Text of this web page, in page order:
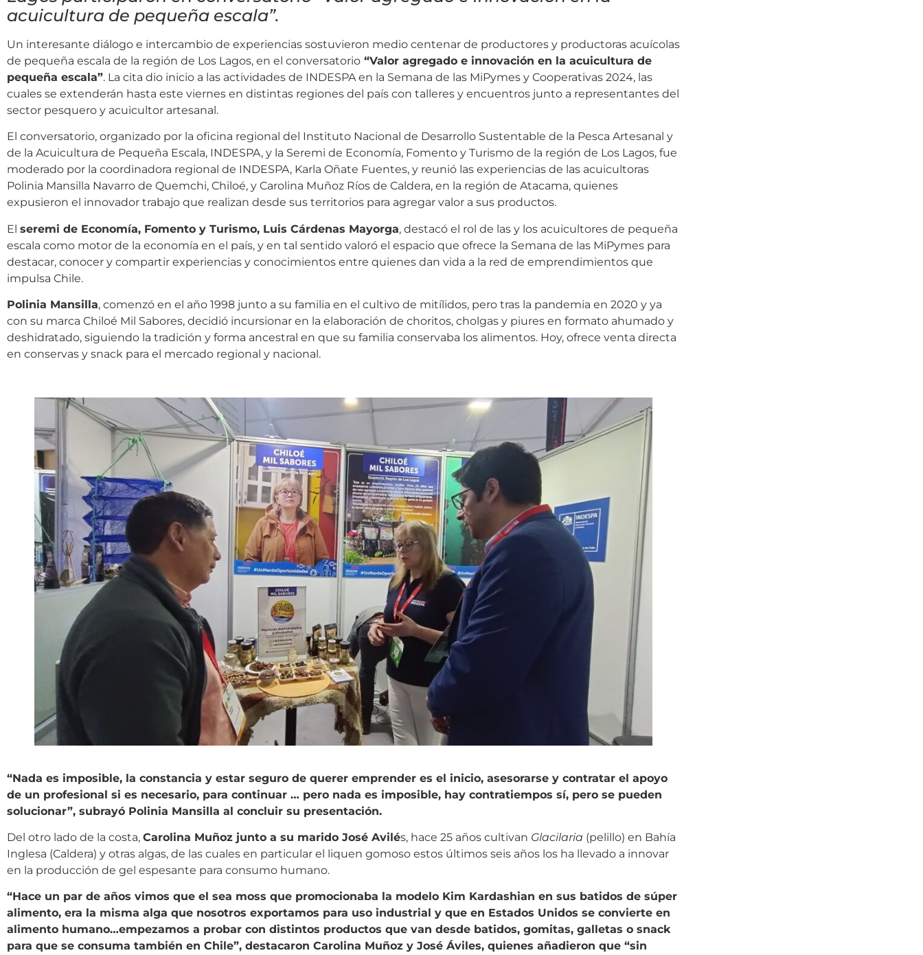
acuicultura de pequeña escala”.
Un interesante diálogo e intercambio de experiencias sostuvieron medio centenar de productores y productoras acuícolas
de pequeña escala de la región de Los Lagos, en el conversatorio “Valor agregado e innovación en la acuicultura de
pequeña escala”. La cita dio inicio a las actividades de INDESPA en la Semana de las MiPymes y Cooperativas 2024, las
cuales se extenderán hasta este viernes en distintas regiones del país con talleres y encuentros junto a representantes del
sector pesquero y acuicultor artesanal.
El conversatorio, organizado por la oficina regional del Instituto Nacional de Desarrollo Sustentable de la Pesca Artesanal y
de la Acuicultura de Pequeña Escala, INDESPA, y la Seremi de Economía, Fomento y Turismo de la región de Los Lagos, fue
moderado por la coordinadora regional de INDESPA, Karla Oñate Fuentes, y reunió las experiencias de las acuicultoras
Polinia Mansilla Navarro de Quemchi, Chiloé, y Carolina Muñoz Ríos de Caldera, en la región de Atacama, quienes
expusieron el innovador trabajo que realizan desde sus territorios para agregar valor a sus productos.
El seremi de Economía, Fomento y Turismo, Luis Cárdenas Mayorga, destacó el rol de las y los acuicultores de pequeña
escala como motor de la economía en el país, y en tal sentido valoró el espacio que ofrece la Semana de las MiPymes para
destacar, conocer y compartir experiencias y conocimientos entre quienes dan vida a la red de emprendimientos que
impulsa Chile.
Polinia Mansilla, comenzó en el año 1998 junto a su familia en el cultivo de mitílidos, pero tras la pandemia en 2020 y ya
con su marca Chiloé Mil Sabores, decidió incursionar en la elaboración de choritos, cholgas y piures en formato ahumado y
deshidratado, siguiendo la tradición y forma ancestral en que su familia conservaba los alimentos. Hoy, ofrece venta directa
en conservas y snack para el mercado regional y nacional.
“Nada es imposible, la constancia y estar seguro de querer emprender es el inicio, asesorarse y contratar el apoyo
de un profesional si es necesario, para continuar … pero nada es imposible, hay contratiempos sí, pero se pueden
solucionar”, subrayó Polinia Mansilla al concluir su presentación.
Del otro lado de la costa, Carolina Muñoz junto a su marido José Avilés, hace 25 años cultivan Glacilaria (pelillo) en Bahía
Inglesa (Caldera) y otras algas, de las cuales en particular el liquen gomoso estos últimos seis años los ha llevado a innovar
en la producción de gel espesante para consumo humano.
“Hace un par de años vimos que el sea moss que promocionaba la modelo Kim Kardashian en sus batidos de súper
alimento, era la misma alga que nosotros exportamos para uso industrial y que en Estados Unidos se convierte en
alimento humano…empezamos a probar con distintos productos que van desde batidos, gomitas, galletas o snack
para que se consuma también en Chile”, destacaron Carolina Muñoz y José Áviles, quienes añadieron que “sin